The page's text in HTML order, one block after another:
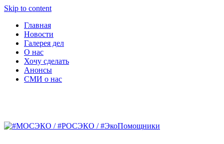
Skip to content
Главная
Новости
Галерея дел
О нас
Хочу сделать
Анонсы
СМИ о нас